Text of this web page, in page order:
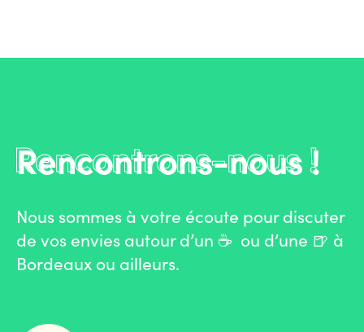
Rencontrons-nous !
Nous sommes à votre écoute pour discuter
de vos envies autour d’un ☕️ ou d’une 🍺 à
Bordeaux ou ailleurs.